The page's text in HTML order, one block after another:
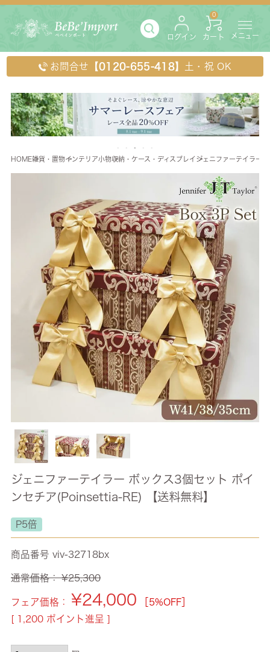
ログイン カート
0
メニュー
お問合せ 【0120-655-418】 土・祝 OK
HOME雑貨・置物インテリア小物収納・ケース・ディスプレイ ジェニファーテイラー
ジェニファーテイラー ボックス3個セット ポイ
ンセチア(Poinsettia-RE) 【送料無料】
P5倍
商品番号 viv-32718bx
通常価格： ¥25,300
フェア価格： ¥24,000
［5%OFF］
[ 1,200 ポイント進呈 ]